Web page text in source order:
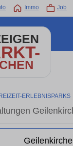
Immo Job
ERLEBNISPARKS